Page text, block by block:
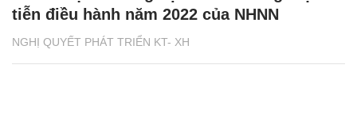
NGHỊ QUYẾT PHÁT TRIỂN KT- XH
tiễn điều hành năm 2022 của NHNN